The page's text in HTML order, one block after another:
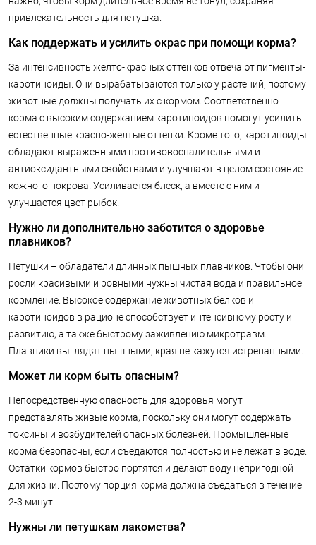
привлекательность для петушка.
Как поддержать и усилить окрас при помощи корма?
За интенсивность желто-красных оттенков отвечают пигменты-
каротиноиды. Они вырабатываются только у растений, поэтому
животные должны получать их с кормом. Соответственно
корма с высоким содержанием каротиноидов помогут усилить
естественные красно-желтые оттенки. Кроме того, каротиноиды
обладают выраженными противовоспалительными и
антиоксидантными свойствами и улучшают в целом состояние
кожного покрова. Усиливается блеск, а вместе с ним и
улучшается цвет рыбок.
Нужно ли дополнительно заботится о здоровье
плавников?
Петушки – обладатели длинных пышных плавников. Чтобы они
росли красивыми и ровными нужны чистая вода и правильное
кормление. Высокое содержание животных белков и
каротиноидов в рационе способствует интенсивному росту и
развитию, а также быстрому заживлению микротравм.
Плавники выглядят пышными, края не кажутся истрепанными.
Может ли корм быть опасным?
Непосредственную опасность для здоровья могут
представлять живые корма, поскольку они могут содержать
токсины и возбудителей опасных болезней. Промышленные
корма безопасны, если съедаются полностью и не лежат в воде.
Остатки кормов быстро портятся и делают воду непригодной
для жизни. Поэтому порция корма должна съедаться в течение
2-3 минут.
Нужны ли петушкам лакомства?